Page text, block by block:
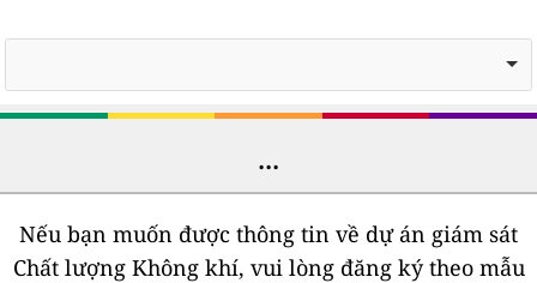
...
Nếu bạn muốn được thông tin về dự án giám sát
Chất lượng Không khí, vui lòng đăng ký theo mẫu